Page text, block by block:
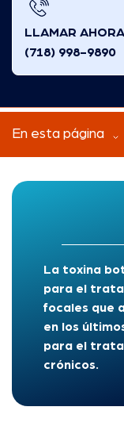
LLAMAR
(718) 998-9890
En esta página
La toxina
para el
focales que
en los
para el
crónicos.